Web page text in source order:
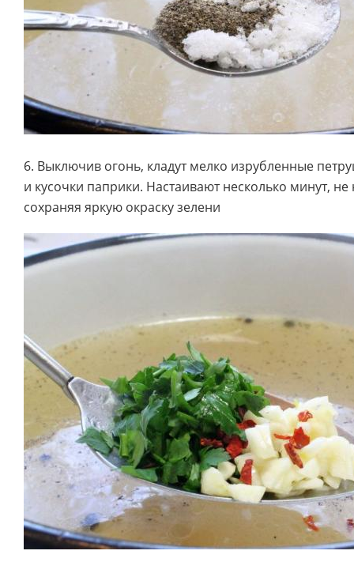
6. Выключив огонь, кладут мелко изрубленные
и кусочки паприки. Настаивают несколько минут,
сохраняя яркую окраску зелени